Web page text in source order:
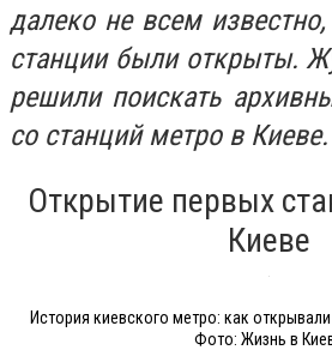
далеко не всем
станции были открыты.
решили поискать
со станций метро в Киеве.
Открытие первых
Киеве
История киевского метро: как
Фото: Жизнь в